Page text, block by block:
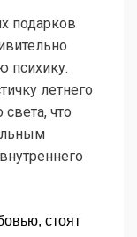
подарков
психику.
летнего
что
стоят